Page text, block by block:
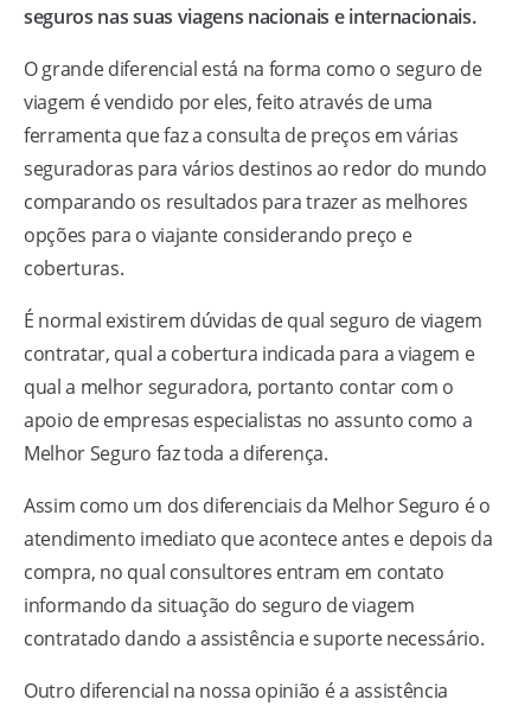
seguros nas suas viagens nacionais e internacionais.
O grande diferencial está na forma como o seguro de
viagem é vendido por eles, feito através de uma
ferramenta que faz a consulta de preços em várias
seguradoras para vários destinos ao redor do mundo
comparando os resultados para trazer as melhores
opções para o viajante considerando preço e
coberturas.
É normal existirem dúvidas de qual seguro de viagem
contratar, qual a cobertura indicada para a viagem e
qual a melhor seguradora, portanto contar com o
apoio de empresas especialistas no assunto como a
Melhor Seguro faz toda a diferença.
Assim como um dos diferenciais da Melhor Seguro é o
atendimento imediato que acontece antes e depois da
compra, no qual consultores entram em contato
informando da situação do seguro de viagem
contratado dando a assistência e suporte necessário.
Outro diferencial na nossa opinião é a assistência